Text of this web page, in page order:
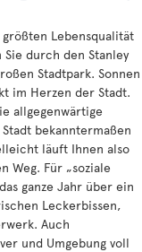
Lebensqualität
durch den Stanley
Stadtpark. Sonnen
im Herzen der Stadt.
allgegenwärtige
bekanntermaßen
läuft Ihnen also
Weg. Für „soziale
ganze Jahr über ein
Leckerbissen,
Auch
und Umgebung voll